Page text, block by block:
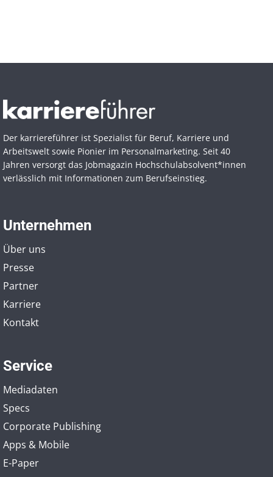
Der karriereführer ist Spezialist für Beruf, Karriere und
Arbeitswelt sowie Pionier im Personal­marketing. Seit 40
Jahren versorgt das Jobmagazin Hochschul­absolvent*innen
verlässlich mit Informationen zum Berufseinstieg.
Unternehmen
Über uns
Presse
Partner
Karriere
Kontakt
Service
Mediadaten
Specs
Corporate Publishing
Apps & Mobile
E-Paper